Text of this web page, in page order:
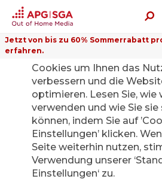
Jetzt von bis zu 60% Sommerrabatt
erfahren.
APG|SGA easy
Sommeraktion: Out of Home
60% Online-Rabatt buchen.
Auf dieser Website
Cookies um Ihnen das
verbessern und die
optimieren. Lesen Sie, wie
verwenden und wie Sie sie
können, indem Sie auf
Einstellungen’ klicken.
Seite weiterhin nutzen,
Verwendung unserer
Einstellungen‘ zu.